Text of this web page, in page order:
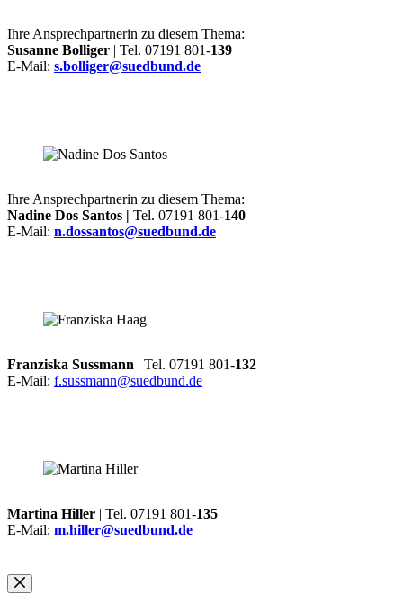
Ihre Ansprechpartnerin zu diesem Thema:
Susanne Bolliger | Tel. 07191 801-139
E-Mail: s.bolliger@suedbund.de
Ihre Ansprechpartnerin zu diesem Thema:
Nadine Dos Santos | Tel. 07191 801-140
E-Mail: n.dossantos@suedbund.de
Franziska Sussmann | Tel. 07191 801-132
E-Mail: f.sussmann@suedbund.de
Martina Hiller | Tel. 07191 801-135
E-Mail: m.hiller@suedbund.de